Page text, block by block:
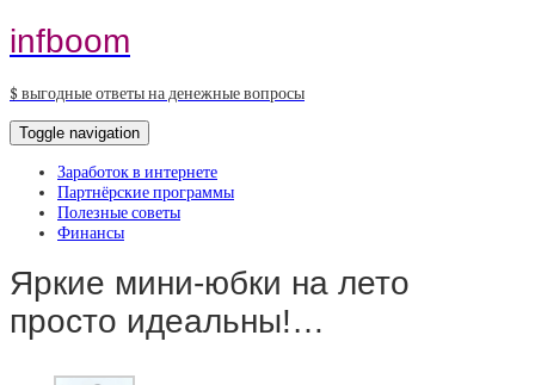
infboom
$ выгодные ответы на денежные вопросы
Toggle navigation
Заработок в интернете
Партнёрские программы
Полезные советы
Финансы
Яркие мини-юбки на лето
просто идеальны!…